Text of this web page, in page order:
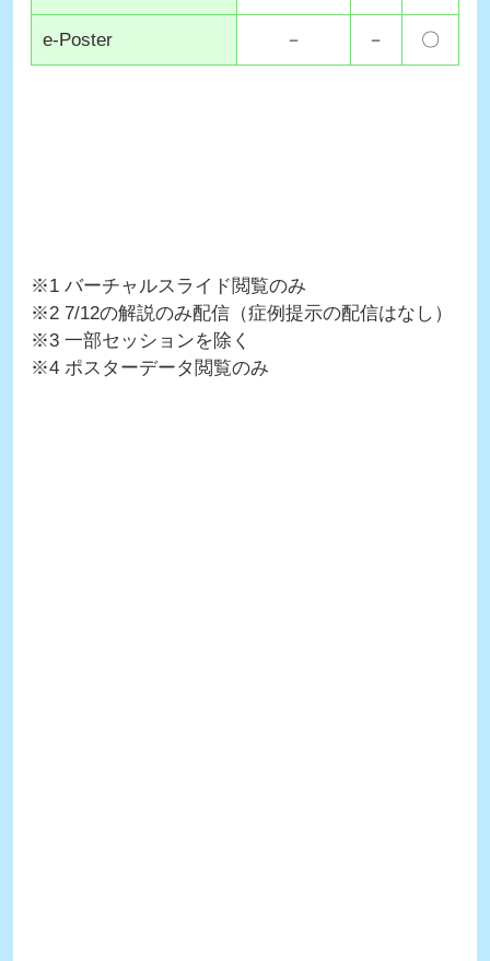
e-Poster － － 〇
※1 バーチャルスライド閲覧のみ
※2 7/12の解説のみ配信（症例提示の配信はなし）
※3 一部セッションを除く
※4 ポスターデータ閲覧のみ